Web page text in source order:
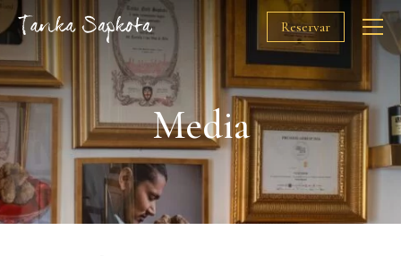
Reservar
O Chef
Restaurantes
Prémios
Media